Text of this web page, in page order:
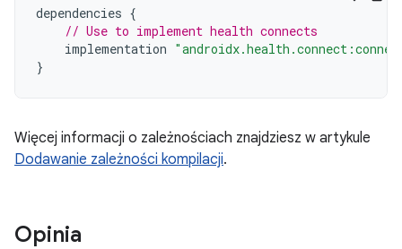
dependencies {
// Use to implement health connects
implementation
}
Więcej informacji o zależnościach znajdziesz w artykule
Dodawanie zależności kompilacji.
Opinia